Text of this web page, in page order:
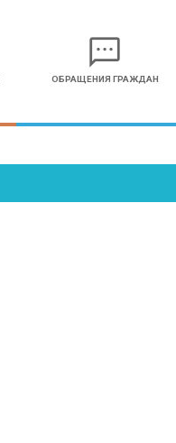
sms
ОБРАЩЕНИЯ ГРАЖДАН